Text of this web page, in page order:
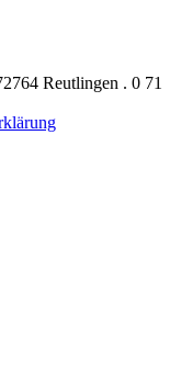
Reutlingen . 0 71